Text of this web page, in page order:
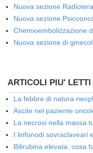
Nuova sezione
Nuova sezione
Chemioembolizzazione
Nuova sezione di
ARTICOLI PIU' LETTI
La febbre di natura
Ascite nel paziente
La necrosi nella massa
I linfonodi sovraclaveari
Bilirubina elevata: cosa